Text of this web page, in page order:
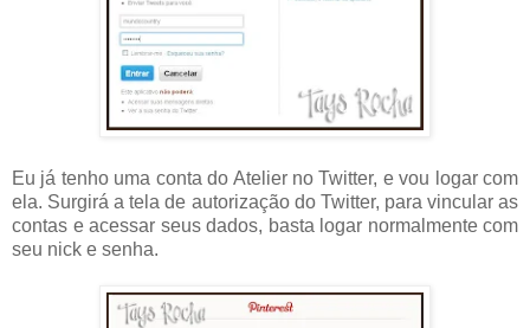
Eu já tenho uma conta do Atelier no Twitter, e vou logar com
ela. Surgirá a tela de autorização do Twitter, para vincular as
contas e acessar seus dados, basta logar normalmente com
seu nick e senha.